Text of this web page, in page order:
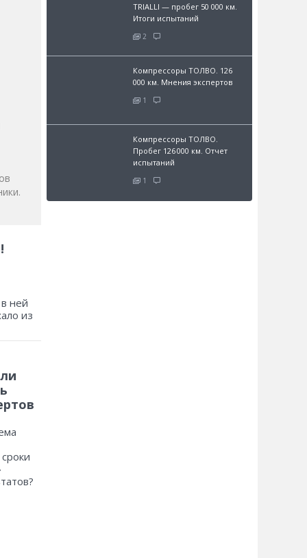
ней
из
TRIALLI — пробег 50 000 км.
Итоги испытаний
2
Компрессоры ТОЛВО. 126
000 км. Мнения экспертов
1
Компрессоры ТОЛВО.
Пробег 126 000 км. Отчет
испытаний
1